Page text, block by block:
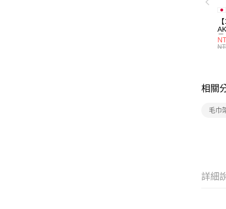
量
相關
毛巾
詳細